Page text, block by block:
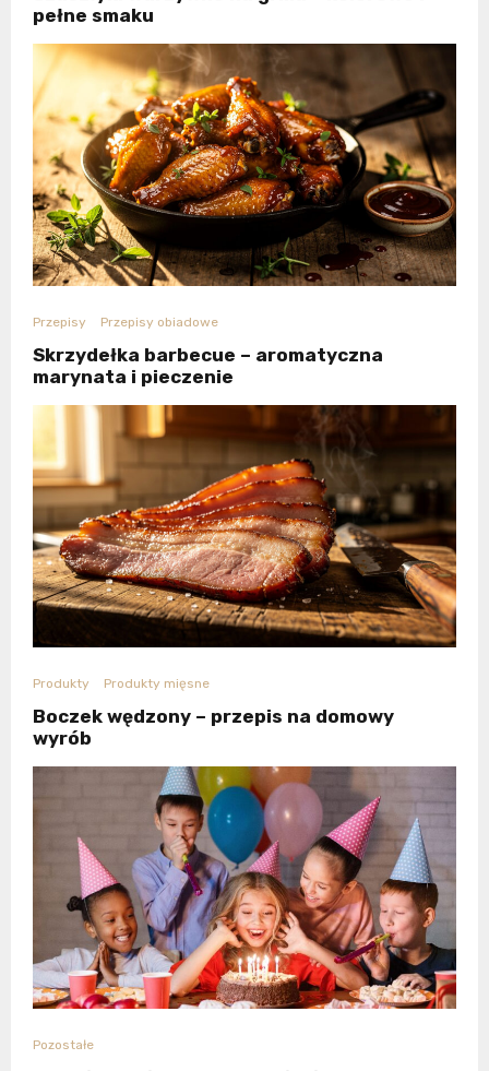
pełne smaku
Przepisy Przepisy obiadowe
Skrzydełka barbecue – aromatyczna
marynata i pieczenie
Produkty Produkty mięsne
Boczek wędzony – przepis na domowy
wyrób
Pozostałe